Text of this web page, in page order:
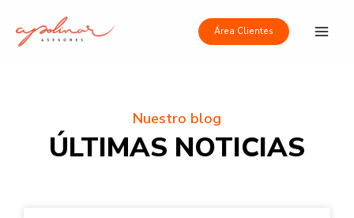
contenido
Área Clientes
Nuestro blog
ÚLTIMAS NOTICIAS